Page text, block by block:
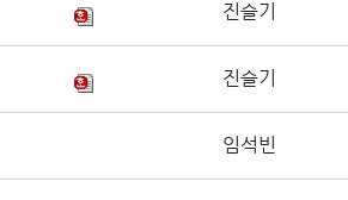
진슬기
진슬기
임석빈